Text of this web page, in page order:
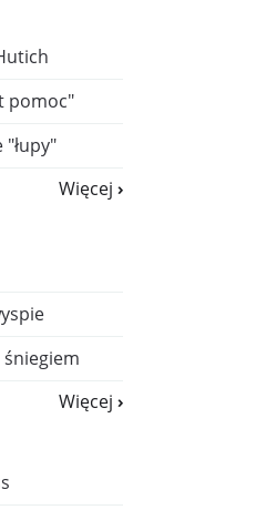
pomoc"
Więcej
śniegiem
Więcej